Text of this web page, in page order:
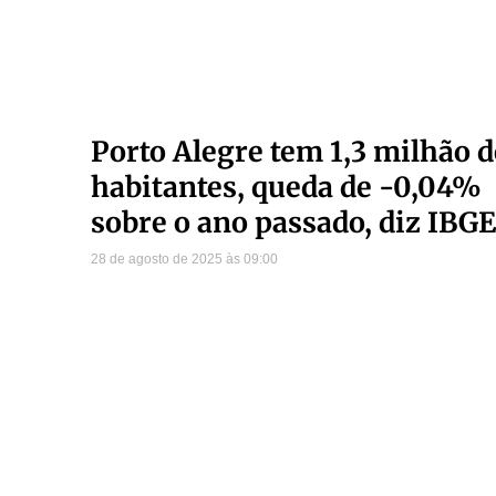
Porto Alegre tem 1,3 milhão
habitantes, queda de -0,04%
sobre o ano passado, diz IBGE
28 de agosto de 2025 09:00